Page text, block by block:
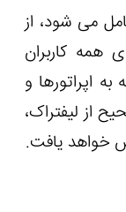
می شود، از
همه کاربران
اپراتورها و
از لیفتراک،
خواهد یافت.